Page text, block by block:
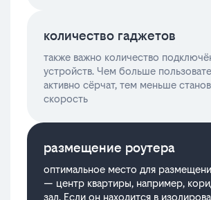
количество гаджетов
также важно количество
устройств. Чем больше
активно сёрчат, тем меньше
скорость
размещение роутера
оптимальное место для
— центр квартиры, например,
зал. Если он находится в